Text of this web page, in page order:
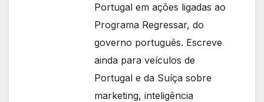
Portugal em ações ligadas ao
Programa Regressar, do
governo português. Escreve
ainda para veículos de
Portugal e da Suíça sobre
marketing, inteligência